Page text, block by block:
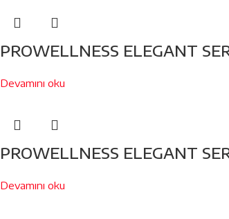
PROWELLNESS ELEGANT
Devamını oku
PROWELLNESS ELEGANT
Devamını oku